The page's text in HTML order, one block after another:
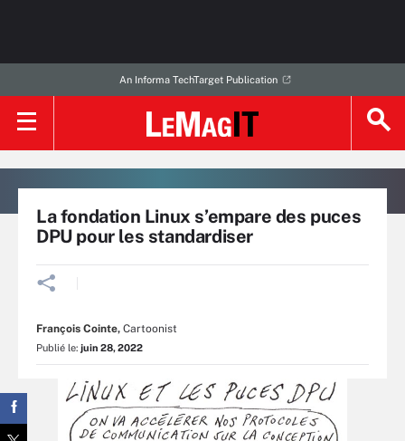
An Informa TechTarget Publication
La fondation Linux s’empare des puces
DPU pour les standardiser
François Cointe, Cartoonist
Publié le: juin 28, 2022